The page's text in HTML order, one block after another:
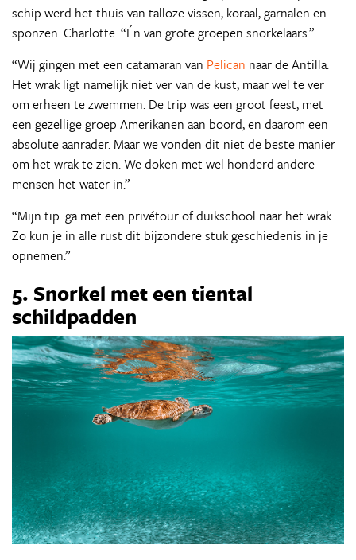
schip werd het thuis van talloze vissen, koraal, garnalen en
sponzen. Charlotte: “Én van grote groepen snorkelaars.”
“Wij gingen met een catamaran van Pelican naar de Antilla.
Het wrak ligt namelijk niet ver van de kust, maar wel te ver
om erheen te zwemmen. De trip was een groot feest, met
een gezellige groep Amerikanen aan boord, en daarom een
absolute aanrader. Maar we vonden dit niet de beste manier
om het wrak te zien. We doken met wel honderd andere
mensen het water in.”
“Mijn tip: ga met een privétour of duikschool naar het wrak.
Zo kun je in alle rust dit bijzondere stuk geschiedenis in je
opnemen.”
5. Snorkel met een tiental
schildpadden